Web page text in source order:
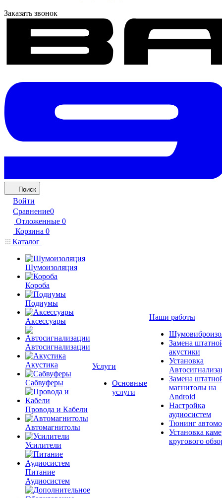
Заказать звонок
Поиск
Войти
Сравнение0
Отложенные 0
Корзина 0
Каталог
Шумоизоляция
Короба
Подиумы
Аксессуары
Автосигнализации
Акустика
Сабвуферы
Провода и Кабели
Автомагнитолы
Усилители
Питание
Аудиосистем
Услуги
Основные
услуги
Наши работы
Замена
акустики
Установка
Замена
магнитолы на
Android
Настройка
аудиосистем
Тюнинг
Установка
кругового